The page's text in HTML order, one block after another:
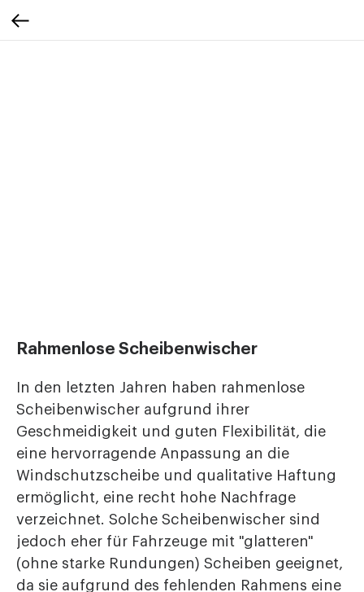
Rahmenlose Scheibenwischer
In den letzten Jahren haben rahmenlose
Scheibenwischer aufgrund ihrer
Geschmeidigkeit und guten Flexibilität, die
eine hervorragende Anpassung an die
Windschutzscheibe und qualitative Haftung
ermöglicht, eine recht hohe Nachfrage
verzeichnet. Solche Scheibenwischer sind
jedoch eher für Fahrzeuge mit "glatteren"
(ohne starke Rundungen) Scheiben geeignet,
da sie aufgrund des fehlenden Rahmens eine